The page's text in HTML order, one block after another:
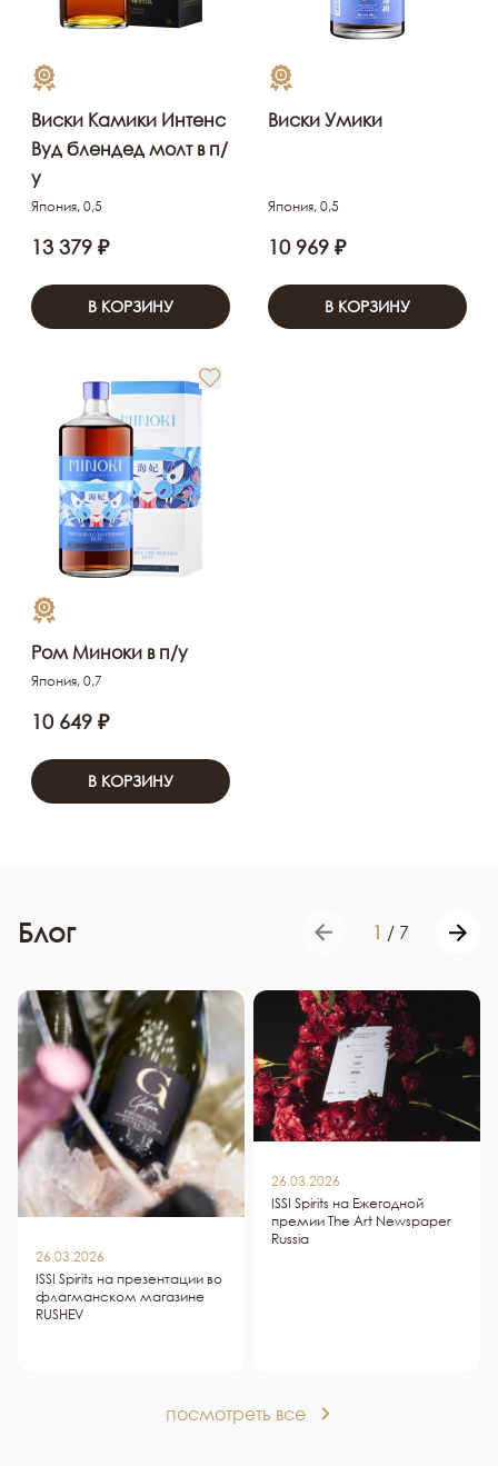
Виски Камики Интенс
Вуд блендед молт в п/
у
Япония, 0,5
13 379 ₽
В КОРЗИНУ
Виски Умики
Япония, 0,5
10 969 ₽
В КОРЗИНУ
Ром Миноки в п/у
Япония, 0,7
10 649 ₽
В КОРЗИНУ
Блог 1 / 7
26.03.2026
ISSI Spirits на презентации во
флагманском магазине
RUSHEV
26.03.2026
ISSI Spirits на Ежегодной
премии The Art Newspaper
Russia
посмотреть все